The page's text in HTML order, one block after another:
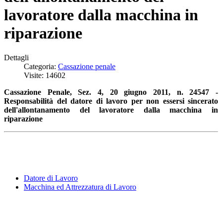
lavoratore dalla macchina in
riparazione
Dettagli
Categoria: Cassazione penale
Visite: 14602
Cassazione Penale, Sez. 4, 20 giugno 2011, n. 24547 -
Responsabilità del datore di lavoro per non essersi sincerato
dell'allontanamento del lavoratore dalla macchina in
riparazione
Datore di Lavoro
Macchina ed Attrezzatura di Lavoro